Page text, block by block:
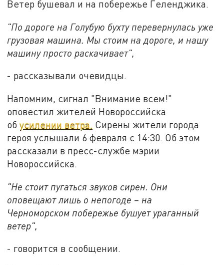
Ветер бушевал и на побережье Геленджика.
"По дороге на Голубую бухту перевернулась уже
грузовая машина. Мы стоим на дороге, и нашу
машину просто раскачивает",
- рассказывали очевидцы.
Напомним, сигнал "Внимание всем!"
оповестил жителей Новороссийска
обусилении ветра. Сирены жители города
героя услышали 6 февраля с 14:30. Об этом
рассказали в пресс-службе мэрии
Новороссийска.
"Не стоит пугаться звуков сирен. Они
оповещают лишь о непогоде – на
Черноморском побережье бушует ураганный
ветер",
- говорится в сообщении.